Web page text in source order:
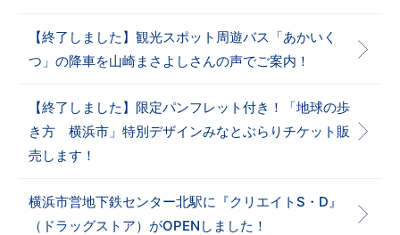
【終了しました】観光スポット周遊バス「あかいく
つ」の降車を山崎まさよしさんの声でご案内！
【終了しました】限定パンフレット付き！「地球の歩
き方 横浜市」特別デザインみなとぶらりチケット販
売します！
横浜市営地下鉄センター北駅に『クリエイトS・D』
（ドラッグストア）がOPENしました！